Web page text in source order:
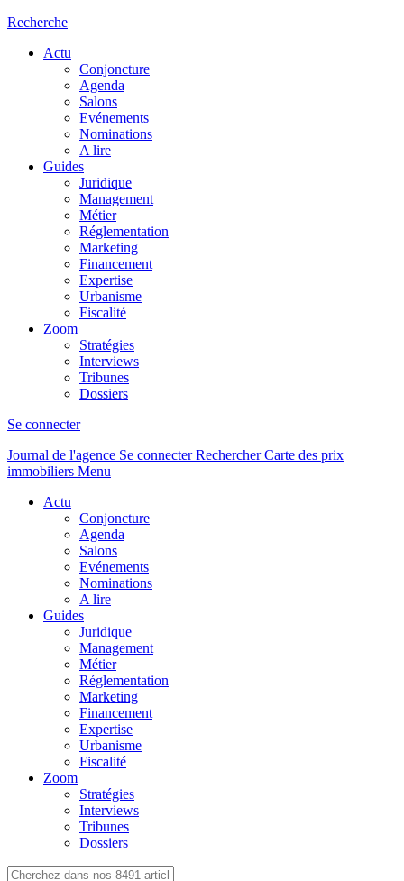
Recherche
Actu
Conjoncture
Agenda
Salons
Evénements
Nominations
A lire
Guides
Juridique
Management
Métier
Réglementation
Marketing
Financement
Expertise
Urbanisme
Fiscalité
Zoom
Stratégies
Interviews
Tribunes
Dossiers
Se connecter
Journal de l'agence Se connecterRechercher Carte des prix
immobiliers Menu
Actu
Conjoncture
Agenda
Salons
Evénements
Nominations
A lire
Guides
Juridique
Management
Métier
Réglementation
Marketing
Financement
Expertise
Urbanisme
Fiscalité
Zoom
Stratégies
Interviews
Tribunes
Dossiers